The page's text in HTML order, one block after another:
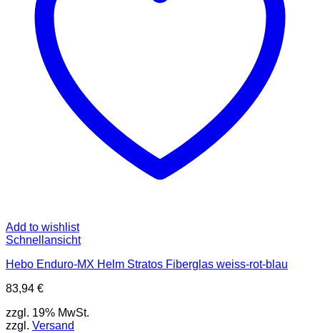
Produktseite
gewählt
werden
Add to wishlist
Schnellansicht
Hebo Enduro-MX Helm Stratos Fiberglas weiss-rot-blau
83,94 €
zzgl. 19% MwSt.
zzgl. Versand